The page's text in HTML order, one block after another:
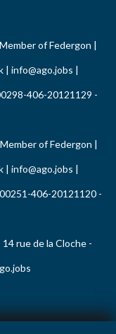
of Federgon |
| info@ago.jobs |
406-20121129 -
of Federgon |
| info@ago.jobs |
406-20121120 -
rue de la Cloche -